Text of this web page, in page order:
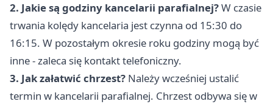
2. Jakie są godziny kancelarii parafialnej?W czasie
trwania kolędy kancelaria jest czynna od 15:30 do
16:15. W pozostałym okresie roku godziny mogą być
inne - zaleca się kontakt telefoniczny.
3. Jak załatwić chrzest? Należy wcześniej ustalić
termin w kancelarii parafialnej. Chrzest odbywa się w